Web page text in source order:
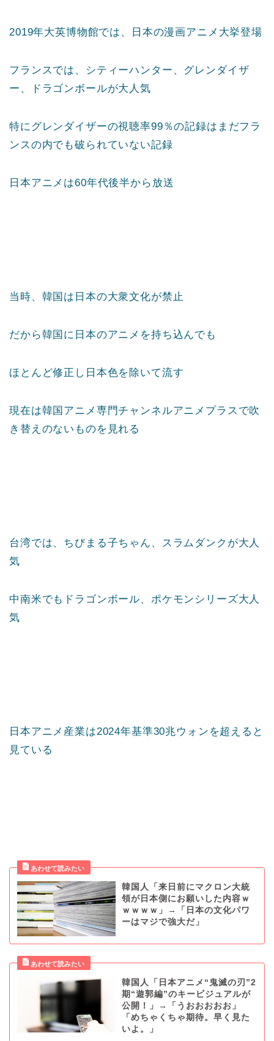
2019年大英博物館では、日本の漫画アニメ大挙登場
フランスでは、シティーハンター、グレンダイザ
ー、ドラゴンボールが大人気
特にグレンダイザーの視聴率99％の記録はまだフラ
ンスの内でも破られていない記録
日本アニメは60年代後半から放送
当時、韓国は日本の大衆文化が禁止
だから韓国に日本のアニメを持ち込んでも
ほとんど修正し日本色を除いて流す
現在は韓国アニメ専門チャンネルアニメプラスで吹
き替えのないものを見れる
台湾では、ちびまる子ちゃん、スラムダンクが大人
気
中南米でもドラゴンボール、ポケモンシリーズ大人
気
日本アニメ産業は2024年基準30兆ウォンを超えると
見ている
韓国人「来日前にマクロン大統
領が日本側にお願いした内容ｗ
ｗｗｗｗ」→「日本の文化パワ
ーはマジで強大だ」
韓国人「日本アニメ“鬼滅の刃”2
期“遊郭編”のキービジュアルが
公開！」→「うおおおおお」
「めちゃくちゃ期待。早く見た
いよ。」